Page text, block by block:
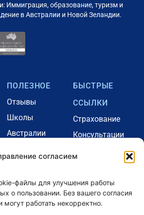
согласием
файлы для улучшения работы
о пользовании. Без вашего согласия
работать некорректно.
Иммиграция, образование, туризм и
в Австралии и Новой Зеландии.
ПОЛЕЗНОЕ
Отзывы
Школы
Австралии
Партнерская
программа
БЫСТРЫЕ
ССЫЛКИ
Страхование
Консультации
Портал оплаты
Блог
Наши цены -